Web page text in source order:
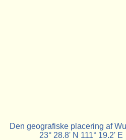
Den geografiske placering af
23° 28.8' N 111° 19.2' E